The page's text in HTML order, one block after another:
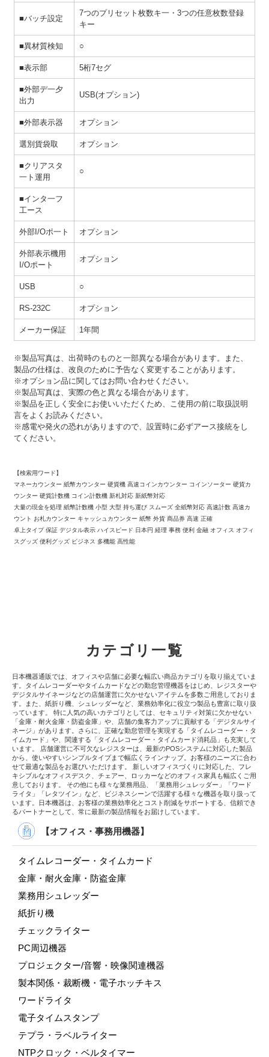
■バッチ設定
7つのプリセット枚数キ一・3つの任意枚数登録
キー
■異材質検知 ○
■表示部 5桁7セグ
■外部デ一夕
出力
USB(オプション)
■外部表示器 オプション
選別貨袋取 オプション
■クリアスタ
一ト運用
○
■インタ一フ
工ース
外部I/Oポ一ト オプション
外部表示機用
I/Oポート
オプション
USB ○
RS-232C オプション
メーカー保証 1年間
※製品写真は、出荷時のものと一部異なる場合があります。また、
製品の仕様は、改良のために予告なく変更することがあります。
※オプション品に関してはお問い合わせください。
※製品写真は、実際の色と異なる場合があります。
※製品を正しく安全にお使いいただくため、こ使用の前に取扱説明
言をよくお読みください。
※感電や発火の恐れがありますので、設置時に必ずアース接統をし
てください。
【検索用ワード】
マネーカウンター 紙幣カウンター 硬貨機 高速コインカウンター コインソーター 硬貨カ
ウンター 硬貨計数機 コイン計数機 新札対応 新紙幣対応
大量の現金を処理 紙幣計数機 小型 大型 持ち運び スムーズ 全紙幣対応 高速計数 高速カ
ウント お札カウンター キャッシュカウンター 紙幣 外貨 商品券 高速 正確
卓上タイプ 保証 デジタル表示 ハイスピード 日本円 経理 事務 便利 金融 オフィス オフィ
スグッズ 便利グッズ ビジネス 多機能 高性能
カテゴリ一覧
日本機器通販では、オフィスや店舗に必要な幅広い商品カテゴリを取り揃えていま
す。タイムレコーダーやタイムカードなどの勤怠管理機器をはじめ、レジスターや
デジタルサイネージなどの店舗運営に欠かせないアイテムを多数ご用意しておりま
す。また、紙折り機、シュレッダーなど、業務効率化に役立つ製品も豊富に取り扱
っています。 特に人気の高いカテゴリとしては、セキュリティ対策に欠かせない
「金庫・耐火金庫・防盗金庫」や、店舗の集客力アップに貢献する「デジタルサイ
ネージ」があります。さらに、正確な勤怠管理を実現する「タイムレコーダー・タ
イムカード」や、関連する「タイムレコーダー・タイムカード消耗品」も充実して
います。 店舗運営に不可欠なレジスターは、最新のPOSシステムに対応した製品
から、使いやすいシンプルタイプまで幅広くラインナップ。お客様のニーズに合わ
せて最適な製品をお選びいただけます。 新しいオフィスづくりに対応した、フレ
キシブルなオフィスデスク、チェアー、ロッカーなどのオフィス家具も幅広くご用
意しております。 その他にも様々な業務用品、「業務用シュレッダー」「ワード
ライタ」「レタツイン」など、ビジネスシーンで活躍する様々な機器を取り扱って
います。日本機器は、お客様の業務効率化とコスト削減をサポートする、信頼でき
るパートナーとして、常に最新の製品情報をお届けしています。
【オフィス・事務用機器】
タイムレコーダー・タイムカード
金庫・耐火金庫・防盗金庫
業務用シュレッダー
紙折り機
チェックライター
PC周辺機器
プロジェクター/音響・映像関連機器
製本関係・裁断機・電子ホッチキス
ワードライタ
電子タイムスタンプ
テプラ・ラベルライター
NTPクロック・ベルタイマー